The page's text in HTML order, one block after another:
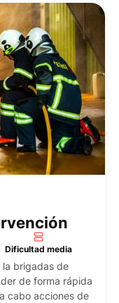
Dificultad media
la brigadas de
de forma rápida
cabo acciones de